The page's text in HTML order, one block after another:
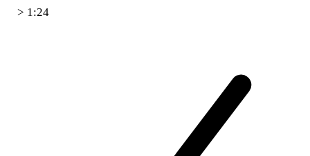
> 1:24